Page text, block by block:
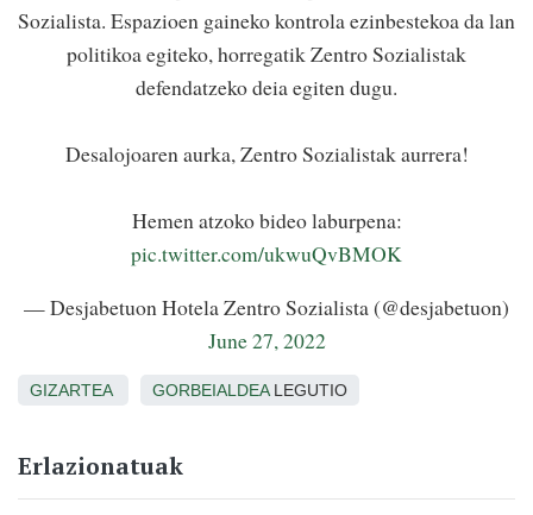
Sozialista. Espazioen gaineko kontrola ezinbestekoa da lan
politikoa egiteko, horregatik Zentro Sozialistak
defendatzeko deia egiten dugu.
Desalojoaren aurka, Zentro Sozialistak aurrera!
Hemen atzoko bideo laburpena:
pic.twitter.com/ukwuQvBMOK
— Desjabetuon Hotela Zentro Sozialista (@desjabetuon)
June 27, 2022
GIZARTEA GORBEIALDEALEGUTIO
Erlazionatuak